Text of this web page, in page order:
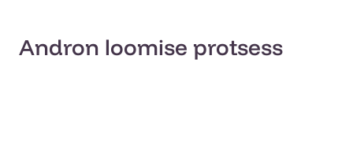
Andron loomise protsess